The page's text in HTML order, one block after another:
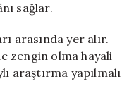
sağlar.
arasında yer alır.
zengin olma hayali
araştırma yapılmalı